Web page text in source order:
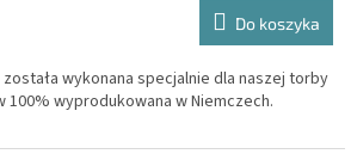
Do koszyka
została wykonana specjalnie dla naszej torby
100% wyprodukowana w Niemczech.